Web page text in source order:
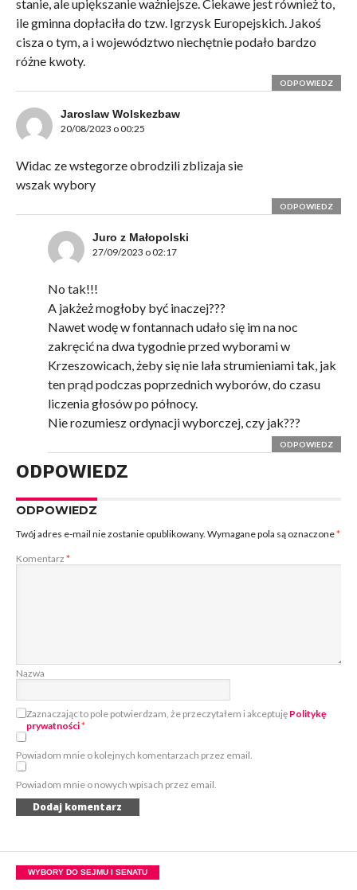
stanie, ale upiększanie ważniejsze. Ciekawe jest również to,
ile gminna dopłaciła do tzw. Igrzysk Europejskich. Jakoś
cisza o tym, a i województwo niechętnie podało bardzo
różne kwoty.
ODPOWIEDZ
Jaroslaw Wolskezbaw
20/08/2023 o 00:25
Widac ze wstegorze obrodzili zblizaja sie
wszak wybory
ODPOWIEDZ
Juro z Małopolski
27/09/2023 o 02:17
No tak!!!
A jakżeż mogłoby być inaczej???
Nawet wodę w fontannach udało się im na noc
zakręcić na dwa tygodnie przed wyborami w
Krzeszowicach, żeby się nie lała strumieniami tak, jak
ten prąd podczas poprzednich wyborów, do czasu
liczenia głosów po północy.
Nie rozumiesz ordynacji wyborczej, czy jak???
ODPOWIEDZ
ODPOWIEDZ
ODPOWIEDZ
Twój adres e-mail nie zostanie opublikowany. Wymagane pola są oznaczone*
Komentarz *
Nazwa
Zaznaczając to pole potwierdzam, że przeczytałem i akceptuję Politykę
prywatności*
Powiadom mnie o kolejnych komentarzach przez email.
Powiadom mnie o nowych wpisach przez email.
WYBORY DO SEJMU I SENATU